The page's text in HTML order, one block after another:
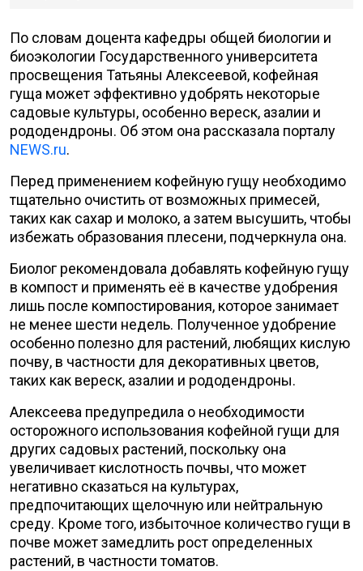
По словам доцента кафедры общей биологии и
биоэкологии Государственного университета
просвещения Татьяны Алексеевой, кофейная
гуща может эффективно удобрять некоторые
садовые культуры, особенно вереск, азалии и
рододендроны. Об этом она рассказала порталу
NEWS.ru.
Перед применением кофейную гущу необходимо
тщательно очистить от возможных примесей,
таких как сахар и молоко, а затем высушить, чтобы
избежать образования плесени, подчеркнула она.
Биолог рекомендовала добавлять кофейную гущу
в компост и применять её в качестве удобрения
лишь после компостирования, которое занимает
не менее шести недель. Полученное удобрение
особенно полезно для растений, любящих кислую
почву, в частности для декоративных цветов,
таких как вереск, азалии и рододендроны.
Алексеева предупредила о необходимости
осторожного использования кофейной гущи для
других садовых растений, поскольку она
увеличивает кислотность почвы, что может
негативно сказаться на культурах,
предпочитающих щелочную или нейтральную
среду. Кроме того, избыточное количество гущи в
почве может замедлить рост определенных
растений, в частности томатов.